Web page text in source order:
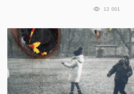
12 001